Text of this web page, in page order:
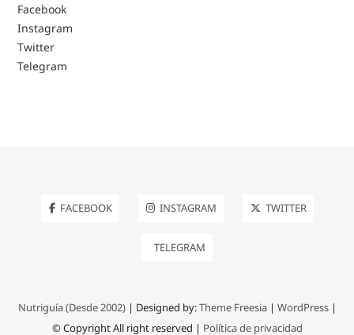
Facebook
Instagram
Twitter
Telegram
FACEBOOK INSTAGRAM TWITTER
TELEGRAM
Nutriguía (Desde 2002)| Designed by:Theme Freesia| WordPress|
© Copyright All right reserved | Política de privacidad